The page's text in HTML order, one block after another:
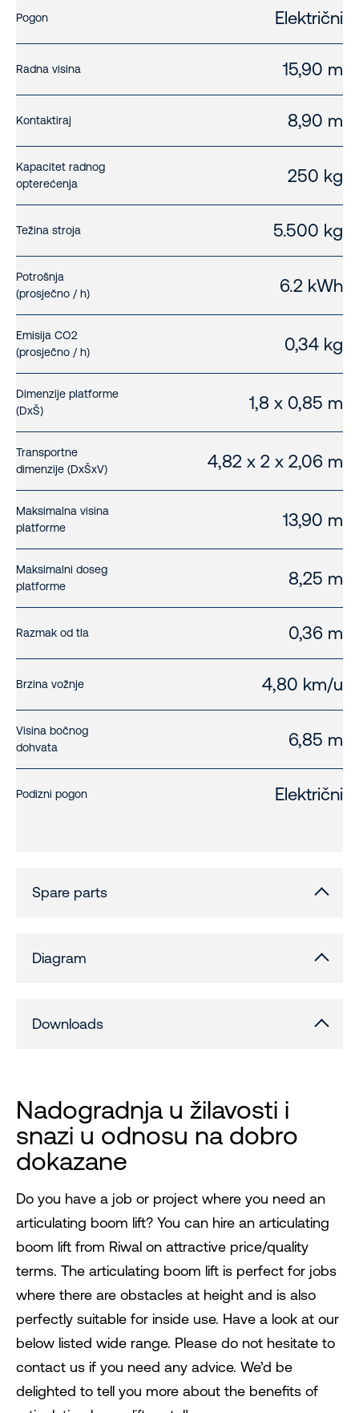
Pogon Električni
Radna visina 15,90 m
Kontaktiraj 8,90 m
Kapacitet radnog
opterećenja
250 kg
Težina stroja 5.500 kg
Potrošnja
(prosječno / h)
6.2 kWh
Emisija CO2
(prosječno / h)
0,34 kg
Dimenzije platforme
(DxŠ)
1,8 x 0,85 m
Transportne
dimenzije (DxŠxV)
4,82 x 2 x 2,06 m
Maksimalna visina
platforme
13,90 m
Maksimalni doseg
platforme
8,25 m
Razmak od tla 0,36 m
Brzina vožnje 4,80 km/u
Visina bočnog
dohvata
6,85 m
Podizni pogon Električni
Spare parts
Diagram
Downloads
Nadogradnja u žilavosti i
snazi ​​u odnosu na dobro
dokazane
Do you have a job or project where you need an
articulating boom lift? You can hire an articulating
boom lift from Riwal on attractive price/quality
terms. The articulating boom lift is perfect for jobs
where there are obstacles at height and is also
perfectly suitable for inside use. Have a look at our
below listed wide range. Please do not hesitate to
contact us if you need any advice. We’d be
delighted to tell you more about the benefits of